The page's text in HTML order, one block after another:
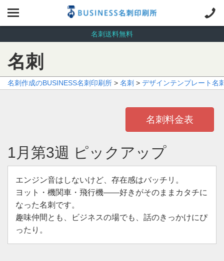
名刺送料無料
名刺
名刺作成のBUSINESS名刺印刷所 > 名刺 > デザインテンプレート名
名刺料金表
1月第3週 ピックアップ
エンジン音はしないけど、存在感はバッチリ。
ヨット・機関車・飛行機——好きがそのままカタチに
なった名刺です。
趣味仲間とも、ビジネスの場でも、話のきっかけにぴ
ったり。